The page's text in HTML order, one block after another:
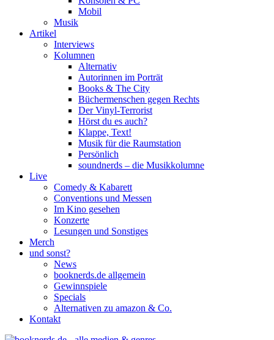
Mobil
Musik
Artikel
Interviews
Kolumnen
Alternativ
Autorinnen im Porträt
Books & The City
Büchermenschen gegen Rechts
Der Vinyl-Terrorist
Hörst du es auch?
Klappe, Text!
Musik für die Raumstation
Persönlich
soundnerds – die Musikkolumne
Live
Comedy & Kabarett
Conventions und Messen
Im Kino gesehen
Konzerte
Lesungen und Sonstiges
Merch
und sonst?
News
booknerds.de allgemein
Gewinnspiele
Specials
Alternativen zu amazon & Co.
Kontakt